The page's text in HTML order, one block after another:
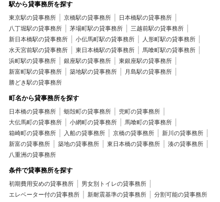
駅から貸事務所を探す
東京駅の貸事務所 京橋駅の貸事務所
日本橋駅の貸事務所
八丁堀駅の貸事務所
茅場町駅の貸事務所
三越前駅の貸事務所
新日本橋駅の貸事務所
小伝馬町駅の貸事務所
人形町駅の貸事務所
水天宮前駅の貸事務所
東日本橋駅の貸事務所
馬喰町駅の貸事務所
浜町駅の貸事務所
銀座駅の貸事務所
東銀座駅の貸事務所
新富町駅の貸事務所
築地駅の貸事務所
月島駅の貸事務所
勝どき駅の貸事務所
町名から貸事務所を探す
日本橋の貸事務所 蛎殻町の貸事務所
兜町の貸事務所
大伝馬町の貸事務所
小網町の貸事務所
馬喰町の貸事務所
箱崎町の貸事務所
入船の貸事務所 京橋の貸事務所
新川の貸事務所
新富の貸事務所
築地の貸事務所 東日本橋の貸事務所
湊の貸事務所
八重洲の貸事務所
条件で貸事務所を探す
初期費用安めの貸事務所
男女別トイレの貸事務所
エレベーター付の貸事務所
新耐震基準の貸事務所 分割可能の貸事務所